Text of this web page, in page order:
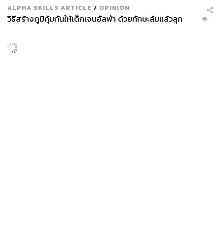
ALPHA SKILLS ARTICLE / OPINION
วิธีสร้างภูมิคุ้มกันให้เด็กเจนอัลฟ่า ด้วยทักษะล้มแล้วลุก ...